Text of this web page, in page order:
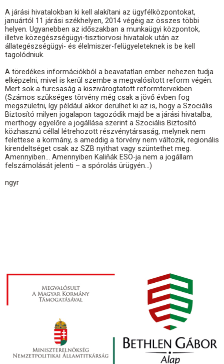
A járási hivatalokban ki kell alakítani az ügyfélközpontokat,
januártól 11 járási székhelyen, 2014 végéig az összes többi
helyen. Ugyanebben az időszakban a munkaügyi központok,
illetve közegészségügyi-tisztiorvosi hivatalok után az
állategészségügyi- és élelmiszer-felügyeleteknek is be kell
tagolódniuk.
A töredékes információkból a beavatatlan ember nehezen tudja
elképzelni, mivel is kerül szembe a megvalósított reform végén.
Mert sok a furcsaság a kiszivárogtatott reformtervekben.
(Számos szükséges törvény még csak a jövő évben fog
megszületni, így például akkor derülhet ki az is, hogy a Szociális
Biztosító milyen jogalapon tagozódik majd be a járási hivatalba,
merthogy egyelőre a jogállása szerint a Szociális Biztosító
közhasznú céllal létrehozott részvénytársaság, melynek nem
felettese a kormány, s ameddig a törvény nem változik, regionális
kirendeltséget csak az SZB nyithat vagy szüntethet meg.
Amennyiben… Amennyiben Kaliňák ESO-ja nem a jogállam
felszámolását jelenti – a spórolás ürügyén…)
ngyr